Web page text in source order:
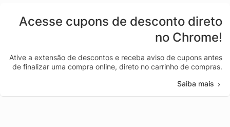
Acesse cupons de desconto direto
no Chrome!
Ative a extensão de descontos e receba aviso de cupons antes
de finalizar uma compra online, direto no carrinho de compras.
Saiba mais